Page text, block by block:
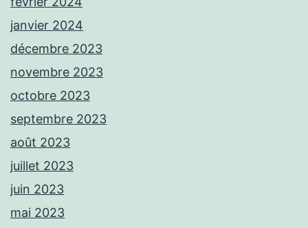
janvier 2024
décembre 2023
novembre 2023
octobre 2023
septembre 2023
août 2023
juillet 2023
juin 2023
mai 2023